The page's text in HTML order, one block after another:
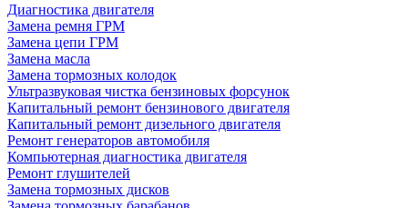
Диагностика двигателя
Замена ремня ГРМ
Замена цепи ГРМ
Замена масла
Замена тормозных колодок
Ультразвуковая чистка бензиновых форсунок
Капитальный ремонт бензинового двигателя
Капитальный ремонт дизельного двигателя
Ремонт генераторов автомобиля
Компьютерная диагностика двигателя
Ремонт глушителей
Замена тормозных дисков